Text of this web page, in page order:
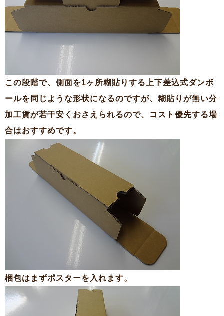
この段階で、側面を1ヶ所糊貼りする上下差込式ダンボ
ールを同じような形状になるのですが、糊貼りが無い分
加工賃が若干安くおさえられるので、コスト優先する場
合はおすすめです。
梱包はまずポスターを入れます。